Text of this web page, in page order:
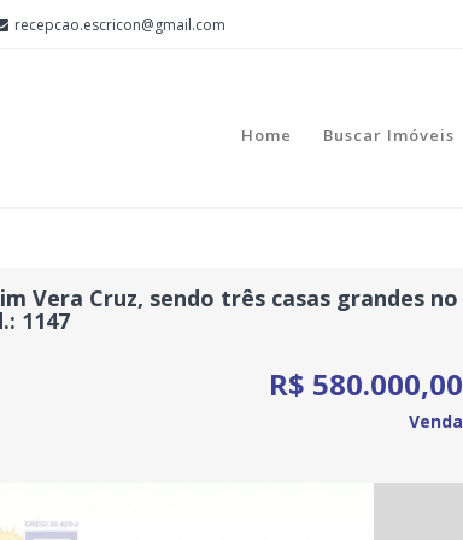
recepcao.escricon@gmail.com
Home Buscar Imóveis
Vera Cruz, sendo três casas grandes no
1147
R$ 580.000,00
Venda